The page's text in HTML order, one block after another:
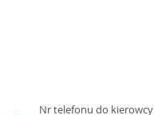
Nr telefonu do kierowcy